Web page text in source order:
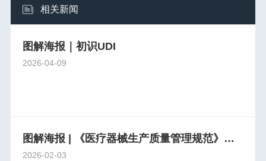
相关新闻
图解海报｜初识UDI
2026-04-09
图解海报 | 《医疗器械生产质量管理规范》系列解读（九）
2026-02-03